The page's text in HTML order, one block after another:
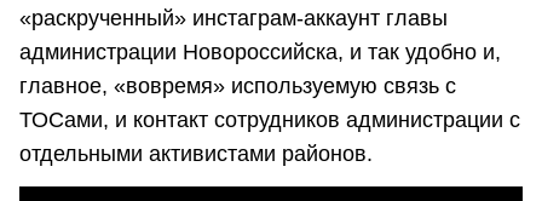
«раскрученный» инстаграм-аккаунт главы
администрации Новороссийска, и так удобно и,
главное, «вовремя» используемую связь с
ТОСами, и контакт сотрудников администрации с
отдельными активистами районов.